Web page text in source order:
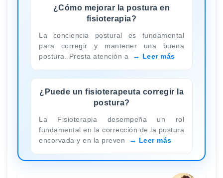
¿Cómo mejorar la postura en
fisioterapia?
La conciencia postural es fundamental
para corregir y mantener una buena
postura. Presta atención a
Leer más
¿Puede un fisioterapeuta corregir la
postura?
La Fisioterapia desempeña un rol
fundamental en la corrección de la postura
encorvada y en la preven
Leer más